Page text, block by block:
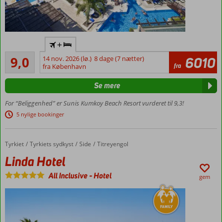
familiehotel
med
værelser
forbundet
Privat
strand
Pools med
rutsjebaner
6 à la carte-
Omfattende
All Inclusive-
9,0
Fremragende
585
anmeldelser
+
14 nov. 2026 (lø.) 8 dage (7 nætter)
fra København
fra 6010
For “Beliggenhed” er Sunis Kumkoy Beach Resort vurderet til 9,3!
5 nylige bookinger
Se mere
Forside
Tyrkiet Tyrkiets sydkyst Side Titreyengol
Linda Hotel
Linda Hotel
All Inclusive-Hotel gem